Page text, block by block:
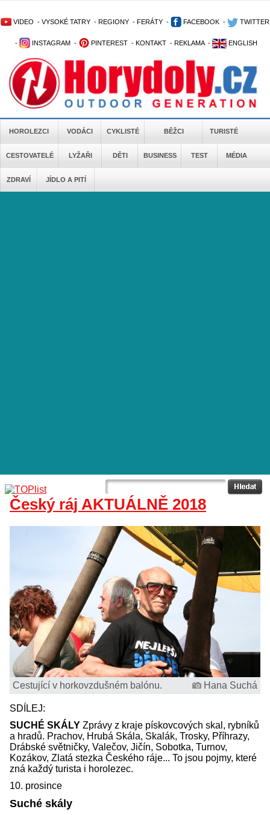
VIDEO - VYSOKÉ TATRY - REGIONY - FERÁTY - FACEBOOK - TWITTER
- INSTAGRAM - PINTEREST - KONTAKT - REKLAMA - ENGLISH
HOROLEZCI VODÁCI CYKLISTÉ BĚŽCI TURISTÉ
CESTOVATELÉ LYŽAŘI DĚTI BUSINESS TEST MÉDIA
ZDRAVÍ JÍDLO A PITÍ
Český ráj AKTUÁLNĚ 2018
Cestující v horkovzdušném balónu. Hana Suchá
SDÍLEJ:
SUCHÉ SKÁLY Zprávy z kraje pískovcových skal, rybníků
a hradů. Prachov, Hrubá Skála, Skalák, Trosky, Příhrazy,
Drábské světničky, Valečov, Jičín, Sobotka, Turnov,
Kozákov, Zlatá stezka Českého ráje... To jsou pojmy, které
zná každý turista i horolezec.
10. prosince
Suché skály